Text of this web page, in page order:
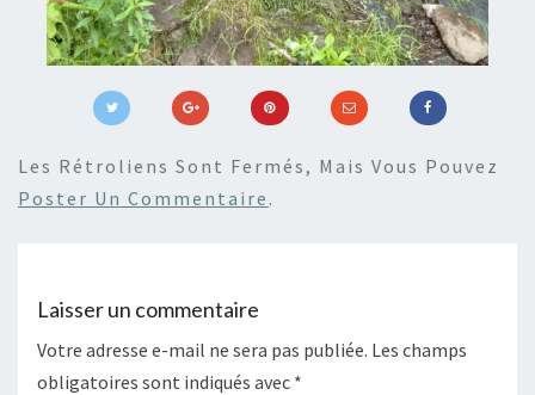
Les Rétroliens Sont Fermés, Mais Vous Pouvez
Poster Un Commentaire .
Laisser un commentaire
Votre adresse e-mail ne sera pas publiée. Les champs
obligatoires sont indiqués avec *